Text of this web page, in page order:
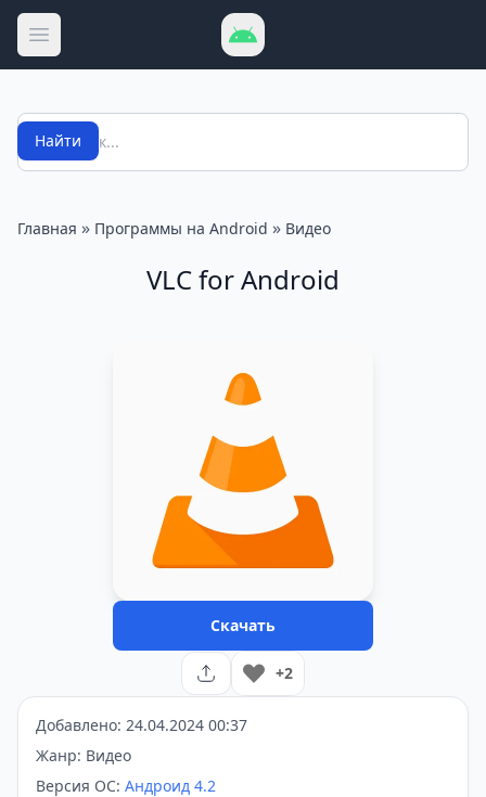
Открыть меню
Поиск
Найти
Главная » Программы на Android » Видео
VLC for Android
Скачать
+2
Добавлено: 24.04.2024 00:37
Жанр: Видео
Версия ОС: Андроид 4.2